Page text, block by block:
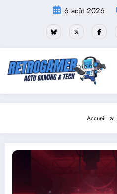
6 août 2026
Accueil